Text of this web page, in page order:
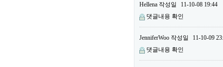
Hellena 작성일
11-10-08 19:44
댓글내용 확인
JenniferWoo 작성일
11-10-09
댓글내용 확인